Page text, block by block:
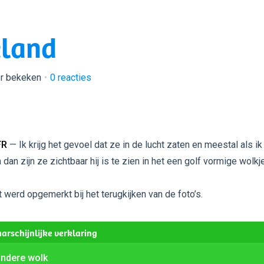
bekeken 0 reacties
— Ik krijg het gevoel dat ze in de lucht zaten en meestal als ik
dan zijn ze zichtbaar hij is te zien in het een golf vormige
opgemerkt bij het terugkijken van de foto’s.
verklaring
wolk